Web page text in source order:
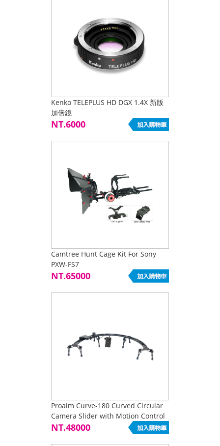
Kenko TELEPLUS HD DGX 1.4X 新版
加倍鏡
NT.6000
Camtree Hunt Cage Kit For Sony
PXW-FS7
NT.65000
Proaim Curve-180 Curved Circular
Camera Slider with Motion Control
NT.48000